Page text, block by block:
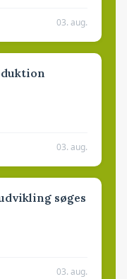
03. aug.
03. aug.
søges
03. aug.